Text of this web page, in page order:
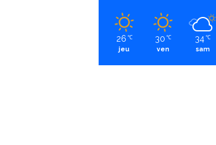
26 ℃
jeu
30 ℃
ven
34 ℃
sam